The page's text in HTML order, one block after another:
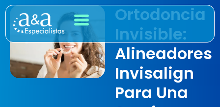
Ortodoncia
Invisible:
Alineadores
Invisalign
Para Una